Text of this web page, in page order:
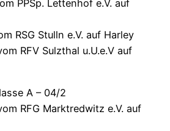
PPSp. Lettenhof e.V. auf
RSG Stulln e.V. auf Harley
RFV Sulzthal u.U.e.V auf
A – 04/2
RFG Marktredwitz e.V. auf